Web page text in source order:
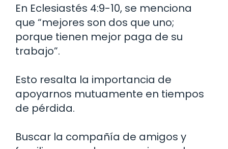
En Eclesiastés 4:9-10, se menciona
que “mejores son dos que uno;
porque tienen mejor paga de su
trabajo”.
Esto resalta la importancia de
apoyarnos mutuamente en tiempos
de pérdida.
Buscar la compañía de amigos y